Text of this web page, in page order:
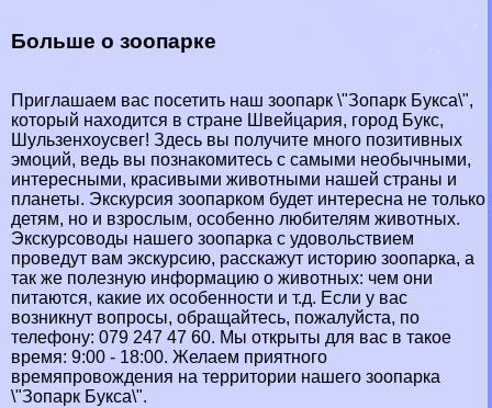
Больше о зоопарке
Приглашаем вас посетить наш зоопарк \"Зопарк Букса\",
который находится в стране Швейцария, город Букс,
Шульзенхоусвег! Здесь вы получите много позитивных
эмоций, ведь вы познакомитесь с самыми необычными,
интересными, красивыми животными нашей страны и
планеты. Экскурсия зоопарком будет интересна не только
детям, но и взрослым, особенно любителям животных.
Экскурсоводы нашего зоопарка с удовольствием
проведут вам экскурсию, расскажут историю зоопарка, а
так же полезную информацию о животных: чем они
питаются, какие их особенности и т.д. Если у вас
возникнут вопросы, обращайтесь, пожалуйста, по
телефону: 079 247 47 60. Мы открыты для вас в такое
время: 9:00 - 18:00. Желаем приятного
времяпровождения на территории нашего зоопарка
\"Зопарк Букса\".